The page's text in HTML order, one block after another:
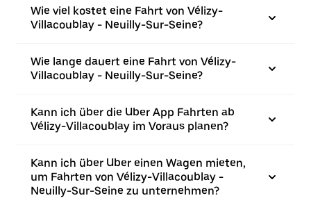
Wie viel kostet eine Fahrt von Vélizy-
Villacoublay - Neuilly-Sur-Seine?
Wie lange dauert eine Fahrt von Vélizy-
Villacoublay - Neuilly-Sur-Seine?
Kann ich über die Uber App Fahrten ab
Vélizy-Villacoublay im Voraus planen?
Kann ich über Uber einen Wagen mieten,
um Fahrten von Vélizy-Villacoublay -
Neuilly-Sur-Seine zu unternehmen?